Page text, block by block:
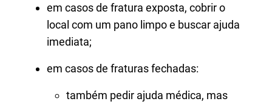
em casos de fratura exposta, cobrir o
local com um pano limpo e buscar ajuda
imediata;
em casos de fraturas fechadas:
também pedir ajuda médica, mas